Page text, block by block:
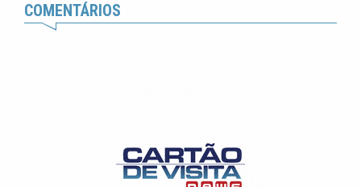
COMENTÁRIOS